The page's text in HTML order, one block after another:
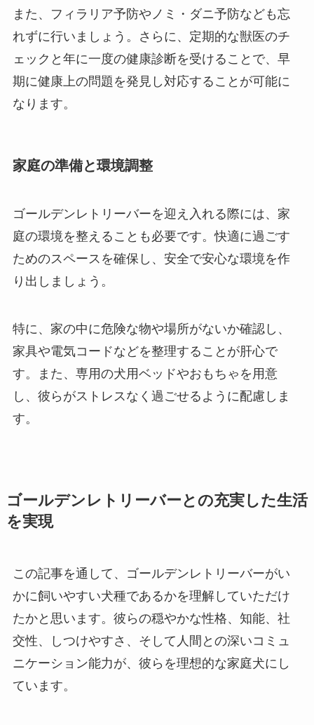
また、フィラリア予防やノミ・ダニ予防なども忘
れずに行いましょう。さらに、定期的な獣医のチ
ェックと年に一度の健康診断を受けることで、早
期に健康上の問題を発見し対応することが可能に
なります。
家庭の準備と環境調整
ゴールデンレトリーバーを迎え入れる際には、家
庭の環境を整えることも必要です。快適に過ごす
ためのスペースを確保し、安全で安心な環境を作
り出しましょう。
特に、家の中に危険な物や場所がないか確認し、
家具や電気コードなどを整理することが肝心で
す。また、専用の犬用ベッドやおもちゃを用意
し、彼らがストレスなく過ごせるように配慮しま
す。
ゴールデンレトリーバーとの充実した生活
を実現
この記事を通して、ゴールデンレトリーバーがい
かに飼いやすい犬種であるかを理解していただけ
たかと思います。彼らの穏やかな性格、知能、社
交性、しつけやすさ、そして人間との深いコミュ
ニケーション能力が、彼らを理想的な家庭犬にし
ています。